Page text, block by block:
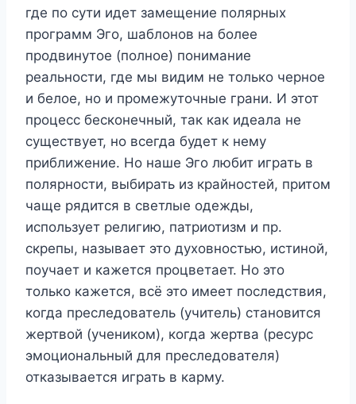
где по сути идет замещение полярных
программ Эго, шаблонов на более
продвинутое (полное) понимание
реальности, где мы видим не только черное
и белое, но и промежуточные грани. И этот
процесс бесконечный, так как идеала не
существует, но всегда будет к нему
приближение. Но наше Эго любит играть в
полярности, выбирать из крайностей, притом
чаще рядится в светлые одежды,
использует религию, патриотизм и пр.
скрепы, называет это духовностью, истиной,
поучает и кажется процветает. Но это
только кажется, всё это имеет последствия,
когда преследователь (учитель) становится
жертвой (учеником), когда жертва (ресурс
эмоциональный для преследователя)
отказывается играть в карму.